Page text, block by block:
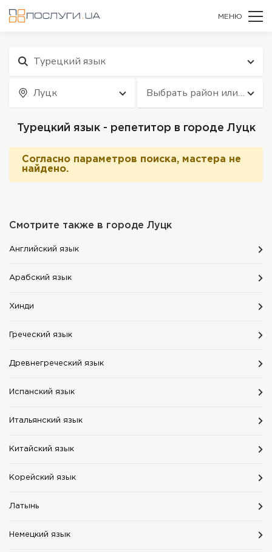
МЕНЮ
Турецкий язык
Луцк Выбрать район или
квартал
Турецкий язык - репетитор в городе Луцк
Согласно параметров поиска, мастера не
найдено.
Смотрите также в городе Луцк
Английский язык
Aрабский язык
Хинди
Греческий язык
Древнегреческий язык
Испанский язык
Итальянский язык
Китайский язык
Корейский язык
Латынь
Немецкий язык